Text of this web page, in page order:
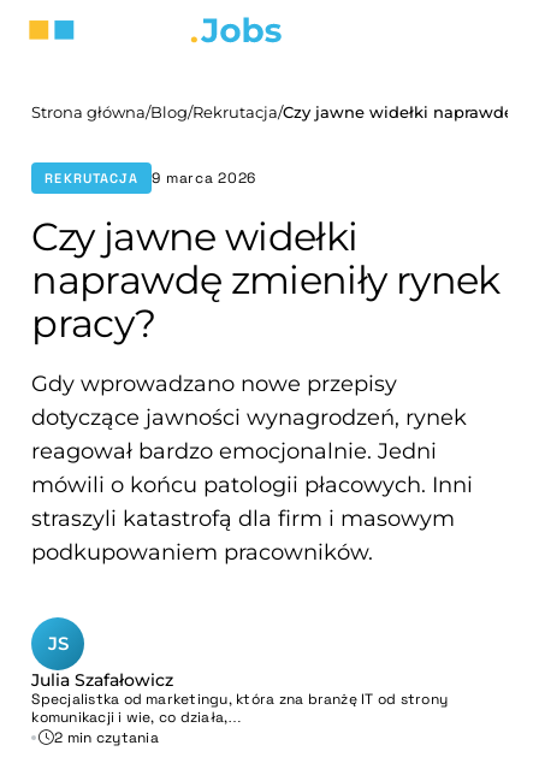
Strona główna/Blog/Rekrutacja/
REKRUTACJA 9 marca 2026
Czy jawne widełki
naprawdę zmieniły rynek
pracy?
Gdy wprowadzano nowe przepisy
dotyczące jawności wynagrodzeń, rynek
reagował bardzo emocjonalnie. Jedni
mówili o końcu patologii płacowych. Inni
straszyli katastrofą dla firm i masowym
podkupowaniem pracowników.
JS
Julia Szafałowicz
Specjalistka od marketingu, która zna branżę IT od strony
komunikacji i wie, co działa,…
2 min czytania